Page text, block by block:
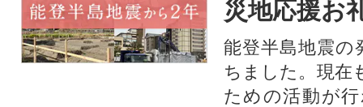
災地応援お
能登半島地震の
ちました。現在
ための活動が